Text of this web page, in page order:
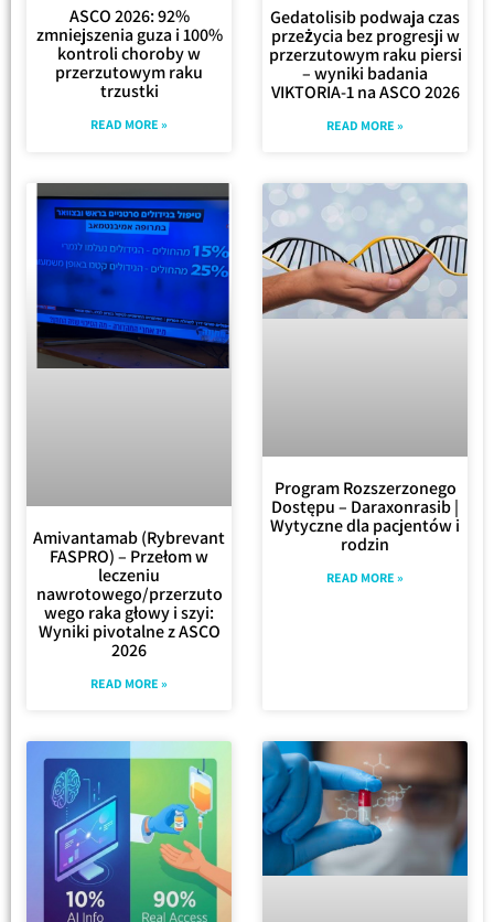
ASCO 2026: 92%
zmniejszenia guza i 100%
kontroli choroby w
przerzutowym raku
trzustki
READ MORE »
Gedatolisib podwaja czas
przeżycia bez progresji w
przerzutowym raku piersi
– wyniki badania
VIKTORIA-1 na ASCO 2026
READ MORE »
Amivantamab (Rybrevant
FASPRO) – Przełom w
leczeniu
nawrotowego/przerzuto
wego raka głowy i szyi:
Wyniki pivotalne z ASCO
2026
READ MORE »
Program Rozszerzonego
Dostępu – Daraxonrasib |
Wytyczne dla pacjentów i
rodzin
READ MORE »